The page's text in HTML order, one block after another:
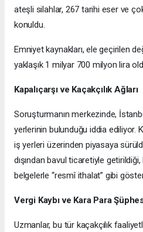
ateşli silahlar, 267 tarihi eser ve
konuldu.
Emniyet kaynakları, ele geçirilen
yaklaşık 1 milyar 700 milyon lira
Kapalıçarşı ve Kaçakçılık Ağları
Soruşturmanın merkezinde,
yerlerinin bulunduğu iddia ediliyor.
iş yerleri üzerinden piyasaya
dışından bavul ticaretiyle
belgelerle “resmî ithalat” gibi
Vergi Kaybı ve Kara Para
Uzmanlar, bu tür kaçakçılık